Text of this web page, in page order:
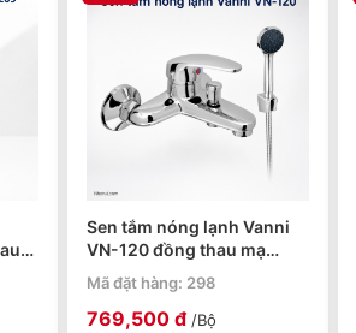
Sen tắm nóng lạnh Vanni
VN-120 đồng thau mạ
crome
Mã đặt hàng: 298
769,500 đ/Bộ